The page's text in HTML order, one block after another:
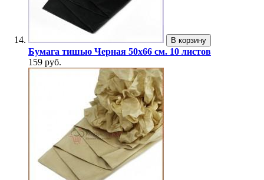
В корзину
Бумага тишью Черная 50x66 см. 10 листов
159 руб.